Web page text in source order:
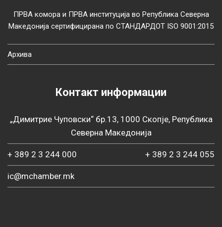
ПРВА комора и ПРВА институција во Република Северна
Македонија сертифицирана по СТАНДАРДОТ ISO 9001:2015
Архива
Контакт информации
„Димитрие Чуповски“ бр.13, 1000 Скопје, Република
Северна Македонија
+ 389 2 3 244 000 + 389 2 3 244 055
ic@mchamber.mk